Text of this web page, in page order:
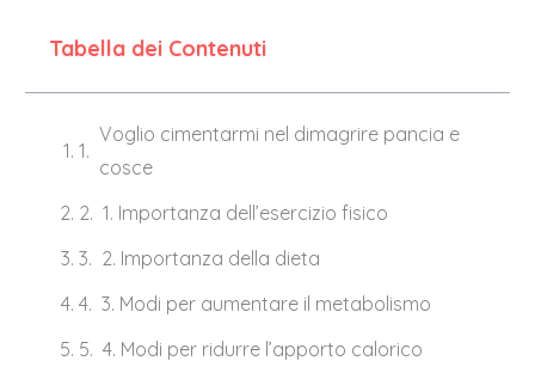
Tabella dei Contenuti
Voglio cimentarmi nel dimagrire pancia e
cosce
1. Importanza dell’esercizio fisico
2. Importanza della dieta
3. Modi per aumentare il metabolismo
4. Modi per ridurre l’apporto calorico